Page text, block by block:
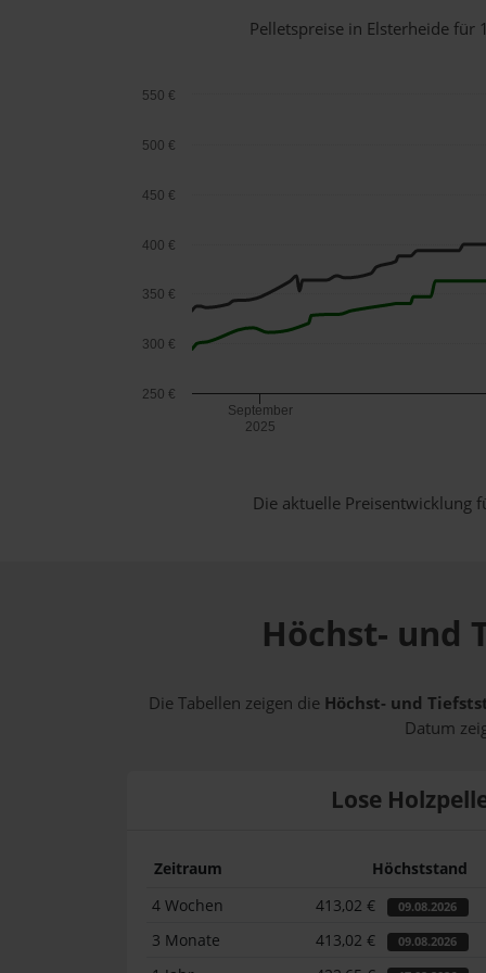
Pelletspreise in Elsterheide für
September
2025
250 €
300 €
350 €
400 €
450 €
500 €
550 €
Die aktuelle Preisentwicklung
Höchst- und
Die Tabellen zeigen die Höchst- und
Datum
Lose
Zeitraum Höchststand
4 Wochen
413,02 € 09.08.2026
3 Monate 413,02 € 09.08.2026